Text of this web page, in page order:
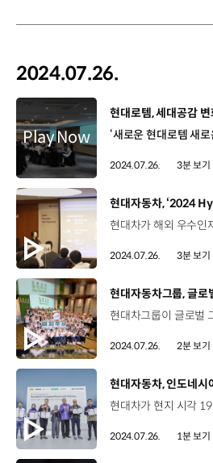
2024.07.26.
[동영상]
현대로템, 세대공감
2024.07.26. 3분 보기
[동영상]
2024.07.26. 3분 보기
[동영상]
2024.07.26. 2분 보기
[동영상]
2024.07.26. 1분 보기